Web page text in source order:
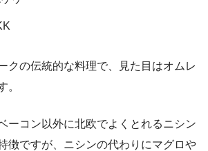
クの伝統的な料理で、見た目はオムレ
。
ーコン以外に北欧でよくとれるニシン
徴ですが、ニシンの代わりにマグロや